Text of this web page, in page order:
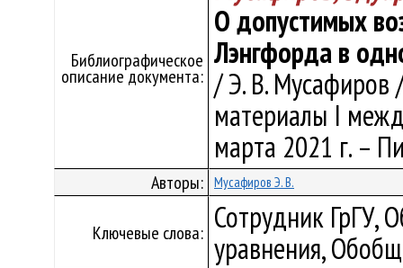
Библиографическое
описание документа:
О допустимых
Лэнгфорда в
/ Э. В. Мусафиров
материалы I
марта 2021 г. –
Авторы: Мусафиров Э. В.
Ключевые слова: Сотрудник ГрГУ,
уравнения,